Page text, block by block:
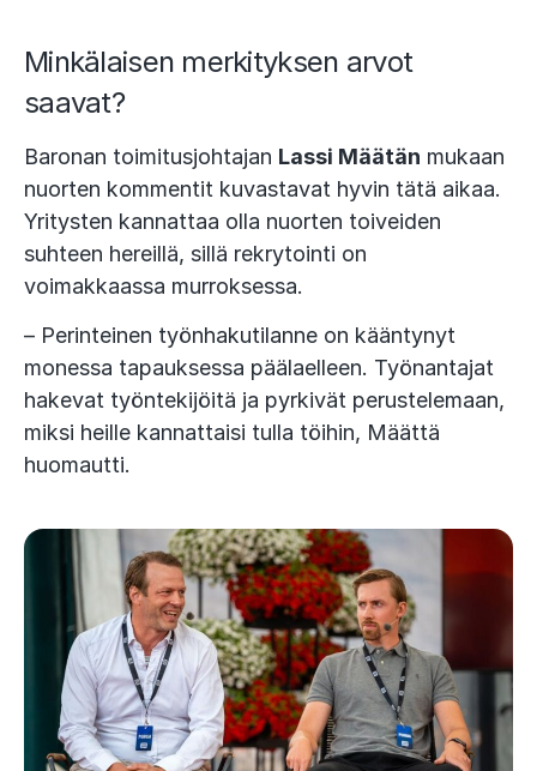
Minkälaisen merkityksen arvot
saavat?
Baronan toimitusjohtajan Lassi Määtän mukaan
nuorten kommentit kuvastavat hyvin tätä aikaa.
Yritysten kannattaa olla nuorten toiveiden
suhteen hereillä, sillä rekrytointi on
voimakkaassa murroksessa.
– Perinteinen työnhakutilanne on kääntynyt
monessa tapauksessa päälaelleen. Työnantajat
hakevat työntekijöitä ja pyrkivät perustelemaan,
miksi heille kannattaisi tulla töihin, Määttä
huomautti.